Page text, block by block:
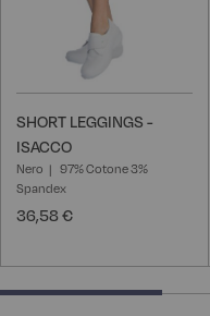
SHORT LEGGINGS -
ISACCO
Nero
97% Cotone 3%
Spandex
36,58 €
33.33333333333333%